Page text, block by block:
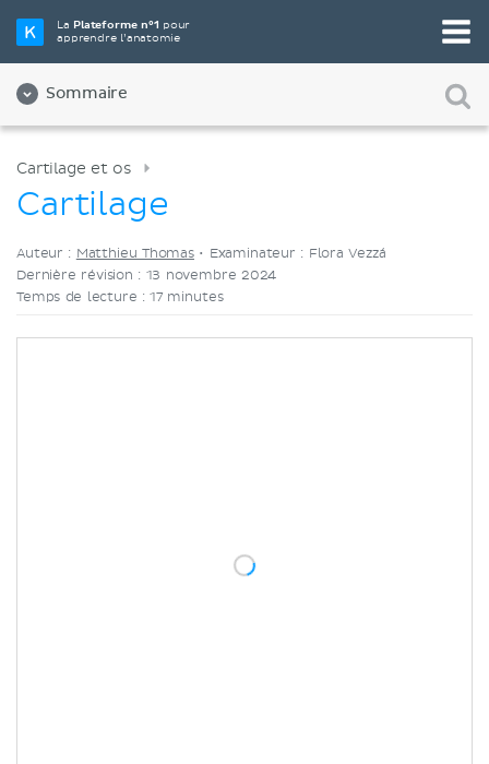
La Plateforme n°1 pour
apprendre l’anatomie
Sommaire
Choisissez votre outil d'étude préféré
Vidéos
Cartilage et os
Cartilage
Auteur : Matthieu Thomas• Examinateur : Flora Vezzá
Dernière révision : 13 novembre 2024
Temps de lecture : 17 minutes